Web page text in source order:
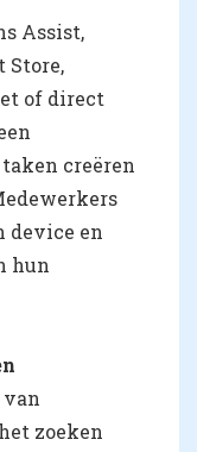
Assist,
Store,
of direct
creëren
device en
hun
zoeken